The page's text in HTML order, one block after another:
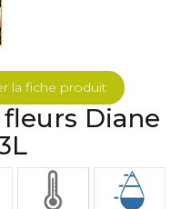
la fiche produit
fleurs Diane